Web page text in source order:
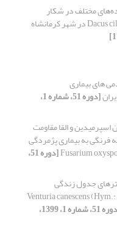
مختلف در شکار
های بیماری
[دوره 51، شماره 1،
اسپرمیدین و القا مقاومت
به بیماری پژمردگی
[دوره 51،
جدول زندگی
دوجنسی دو جمعیت: باغی، و انباری، زنبور Venturia canescens (Hym.:
[دوره 51، شماره 1، 1399،